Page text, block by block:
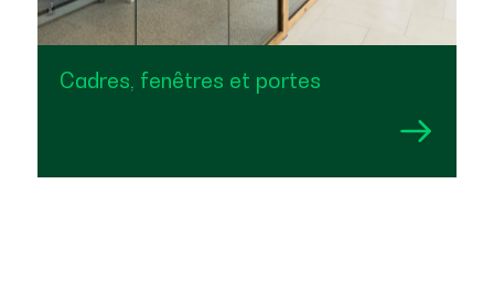
Cadres, fenêtres et portes